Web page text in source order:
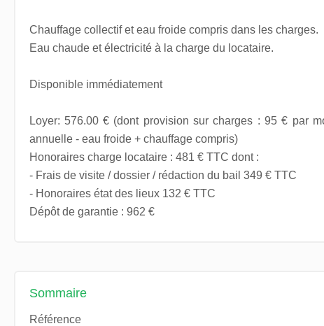
Chauffage collectif et eau froide compris dans les charges.
Eau chaude et électricité à la charge du locataire.
Disponible immédiatement
Loyer: 576.00 € (dont provision sur charges : 95 € par
annuelle - eau froide + chauffage compris)
Honoraires charge locataire : 481 € TTC dont :
- Frais de visite / dossier / rédaction du bail 349 € TTC
- Honoraires état des lieux 132 € TTC
Dépôt de garantie : 962 €
Sommaire
Référence